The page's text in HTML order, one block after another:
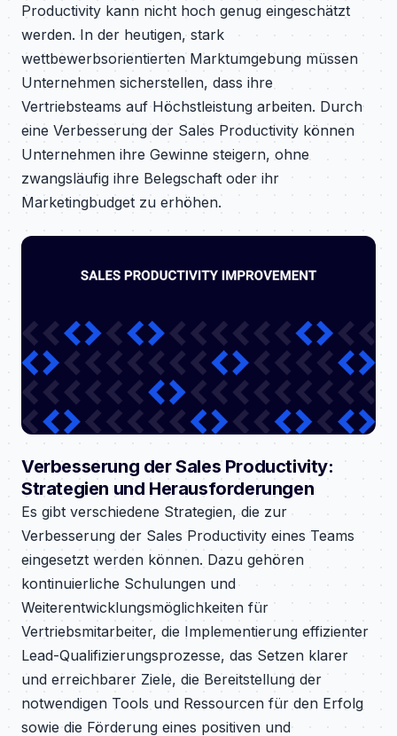
Productivity kann nicht hoch genug eingeschätzt
werden. In der heutigen, stark
wettbewerbsorientierten Marktumgebung müssen
Unternehmen sicherstellen, dass ihre
Vertriebsteams auf Höchstleistung arbeiten. Durch
eine Verbesserung der Sales Productivity können
Unternehmen ihre Gewinne steigern, ohne
zwangsläufig ihre Belegschaft oder ihr
Marketingbudget zu erhöhen.
Verbesserung der Sales Productivity:
Strategien und Herausforderungen
Es gibt verschiedene Strategien, die zur
Verbesserung der Sales Productivity eines Teams
eingesetzt werden können. Dazu gehören
kontinuierliche Schulungen und
Weiterentwicklungsmöglichkeiten für
Vertriebsmitarbeiter, die Implementierung effizienter
Lead-Qualifizierungsprozesse, das Setzen klarer
und erreichbarer Ziele, die Bereitstellung der
notwendigen Tools und Ressourcen für den Erfolg
sowie die Förderung eines positiven und